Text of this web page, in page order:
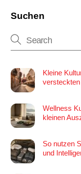
Suchen
Kleine
Wellness
kleinen
So nutzen
und